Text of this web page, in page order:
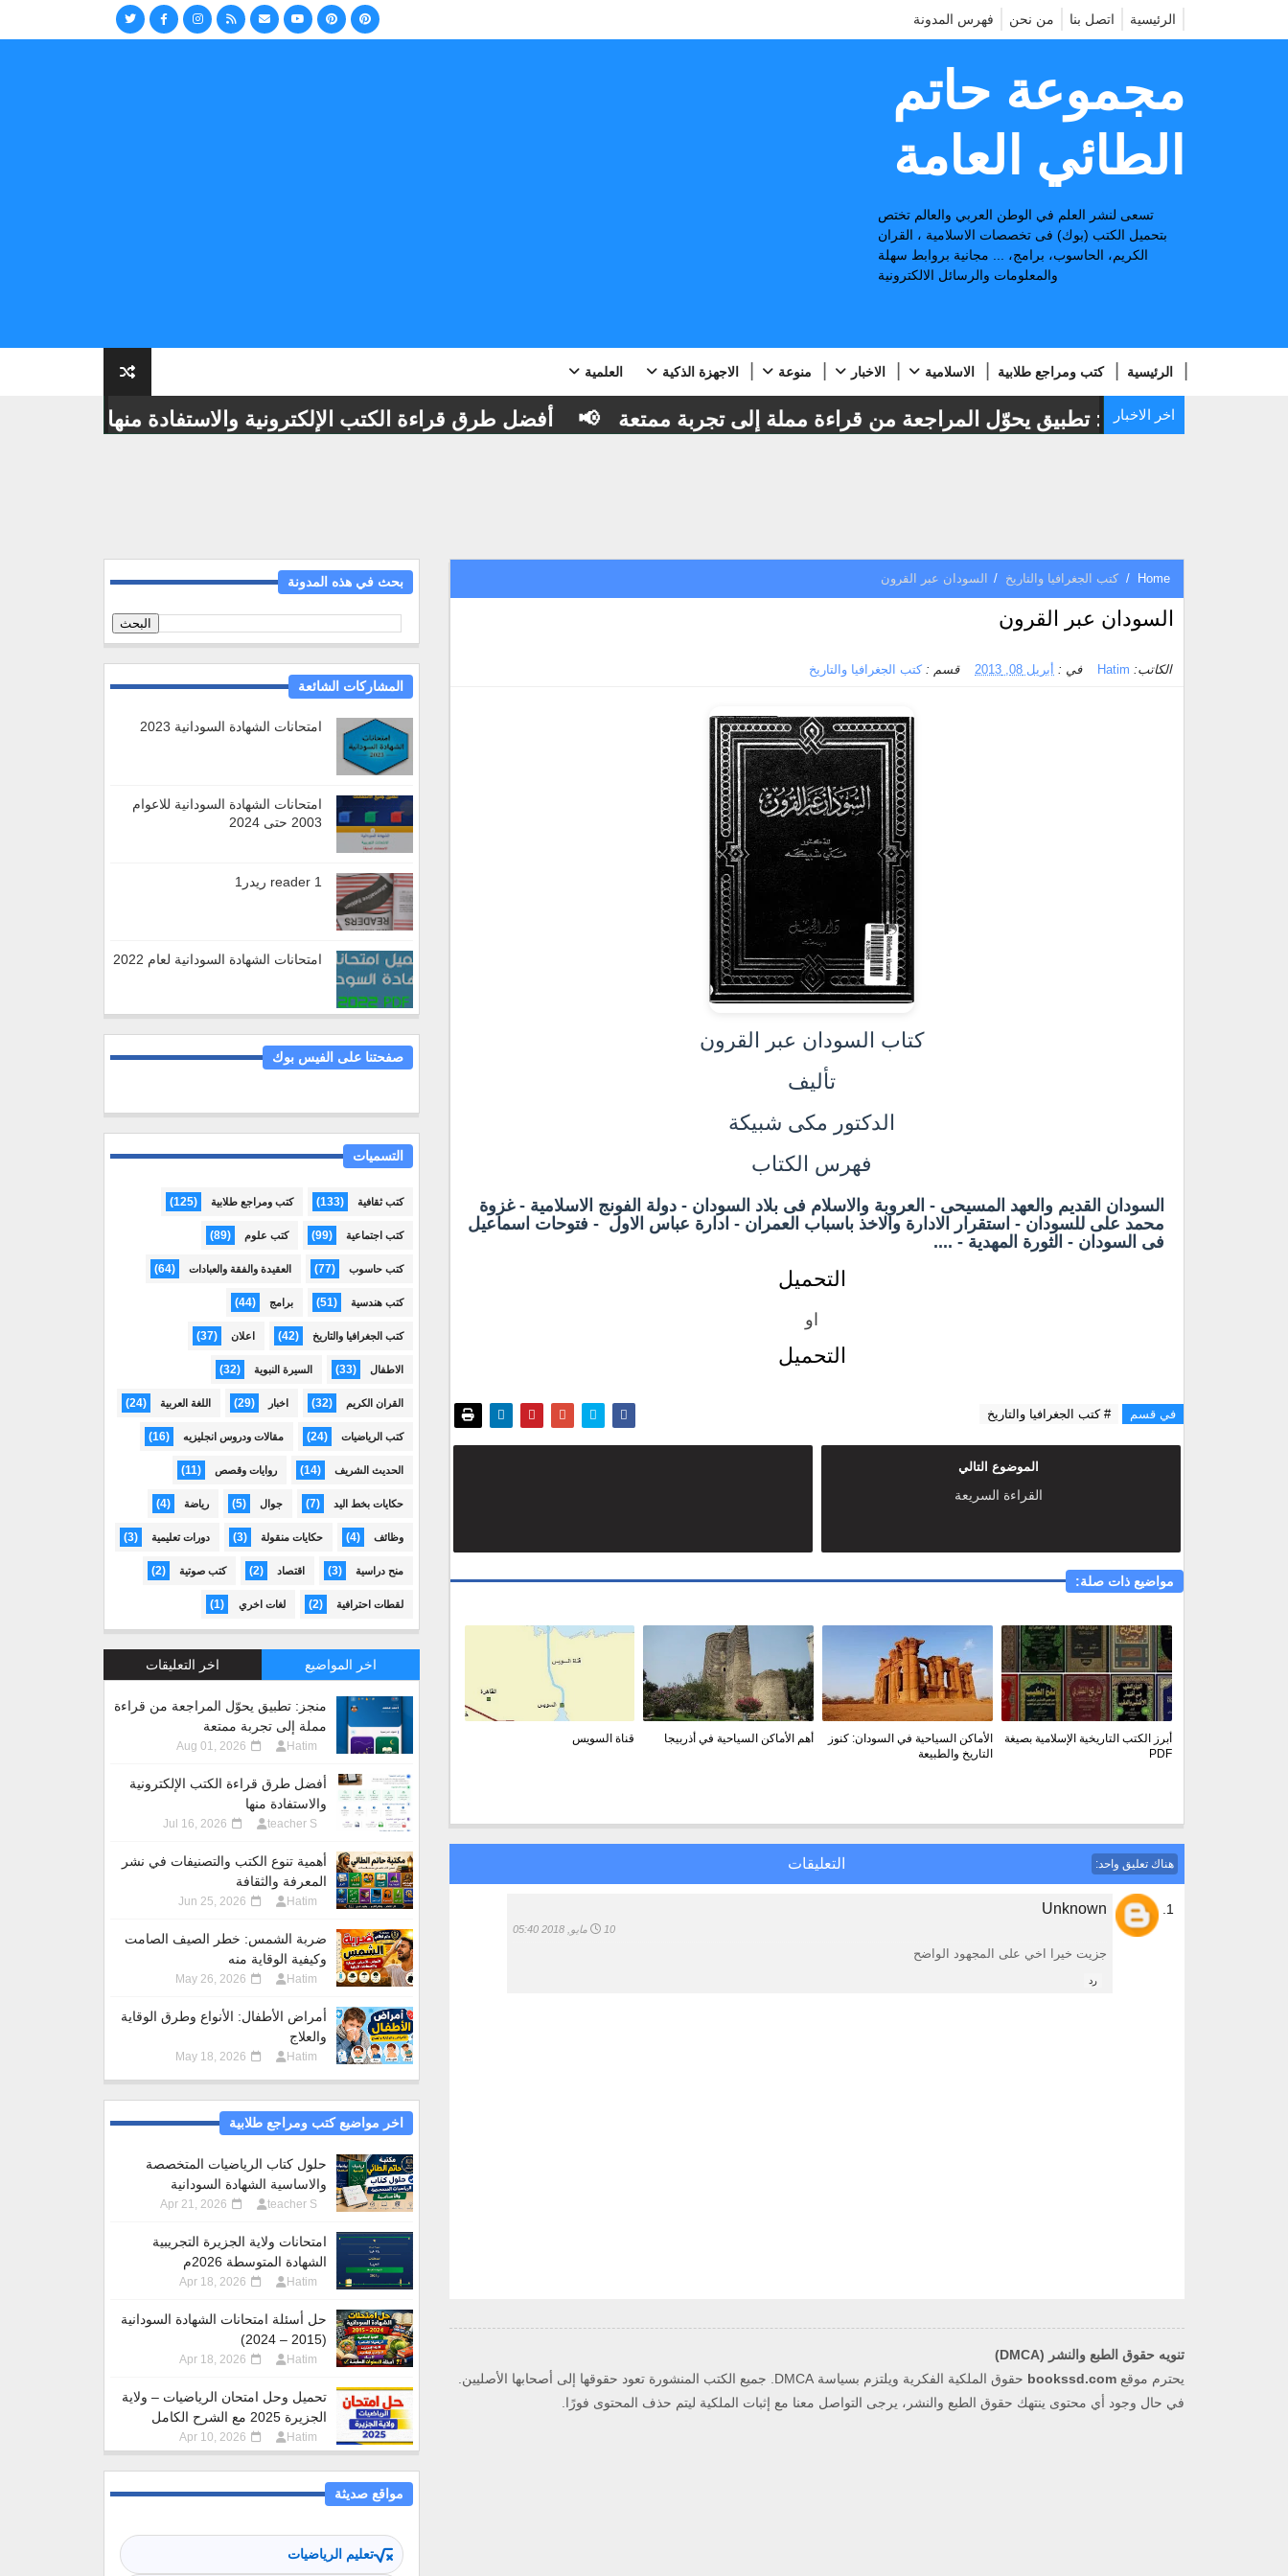
الرئيسية اتصل بنا من نحن فهرس المدونة
مجموعة حاتم
الطائي العامة
تسعى لنشر العلم في الوطن العربي والعالم تختص
بتحميل الكتب (بوك) فى تخصصات الاسلامية ، القران
الكريم، الحاسوب، برامج، ... مجانية بروابط سهلة
والمعلومات والرسائل الالكترونية
الرئيسية كتب ومراجع طلابية الاسلامية الاخبار منوعة الاجهزة الذكية العلمية
اخر الاخبار
منجز: تطبيق يحوّل المراجعة من قراءة مملة إلى تجربة ممتعة 📢 أفضل طرق قراءة الكتب الإلكترونية والاستفادة منها 📢
Home
/ كتب الجغرافيا والتاريخ / السودان عبر القرون
السودان عبر القرون
الكاتب: Hatim في : أبريل 08, 2013 قسم : كتب الجغرافيا والتاريخ
كتاب السودان عبر القرون
تأليف
الدكتور مكى شبيكة
فهرس الكتاب
السودان القديم والعهد المسيحى - العروبة والاسلام فى بلاد السودان - دولة الفونج الاسلامية - غزوة
محمد على للسودان - استقرار الادارة والاخذ باسباب العمران - ادارة عباس الاول - فتوحات اسماعيل
فى السودان - الثورة المهدية - ....
التحميل
او
التحميل
في قسم # كتب الجغرافيا والتاريخ
الموضوع التالي
القراءة السريعة
مواضيع ذات صلة:
أبرز الكتب التاريخية الإسلامية بصيغة
PDF
الأماكن السياحية في السودان: كنوز
التاريخ والطبيعة
أهم الأماكن السياحية في أذربيجا قناة السويس
التعليقات هناك تعليق واحد:
Unknown
10 مايو, 2018 05:40
جزيت خيرا اخي على المجهود الواضح
رد
تنويه حقوق الطبع والنشر (DMCA)
يحترم موقع bookssd.com
حقوق الملكية الفكرية ويلتزم بسياسة DMCA. جميع الكتب المنشورة تعود حقوقها إلى أصحابها الأصليين.
في حال وجود أي محتوى ينتهك حقوق الطبع والنشر، يرجى التواصل معنا مع إثبات الملكية ليتم حذف المحتوى فورًا.
بحث في هذه المدونة
المشاركات الشائعة
امتحانات الشهادة السودانية 2023
امتحانات الشهادة السودانية للاعوام
2003 حتى 2024
reader 1 ريدر1
امتحانات الشهادة السودانية لعام 2022
صفحتنا على الفيس بوك
التسميات
كتب ثقافية (133) كتب ومراجع طلابية (125)
كتب اجتماعية (99) كتب علوم (89)
كتب حاسوب (77) العقيدة والفقة والعبادات (64)
كتب هندسية (51) برامج (44)
كتب الجغرافيا والتاريخ (42) اعلان (37)
الاطفال (33) السيرة النبوية (32)
القران الكريم (32) اخبار (29) اللغة العربية (24)
كتب الرياضيات (24) مقالات ودروس انجليزيه (16)
الحديث الشريف (14) روايات وقصص (11)
حكايات بخط اليد (7) جوال (5) رياضة (4)
وظائف (4) حكايات منقولة (3) دورات تعليمية (3)
منح دراسية (3) اقتصاد (2) كتب صوتية (2)
لقطات احترافية (2) لغات اخري (1)
اخر المواضيع اخر التعليقات
منجز: تطبيق يحوّل المراجعة من قراءة
مملة إلى تجربة ممتعة
Hatim
Aug 01, 2026
أفضل طرق قراءة الكتب الإلكترونية
والاستفادة منها
teacher S
Jul 16, 2026
أهمية تنوع الكتب والتصنيفات في نشر
المعرفة والثقافة
Hatim
Jun 25, 2026
ضربة الشمس: خطر الصيف الصامت
وكيفية الوقاية منه
Hatim
May 26, 2026
أمراض الأطفال: الأنواع وطرق الوقاية
والعلاج
Hatim
May 18, 2026
اخر مواضيع كتب ومراجع طلابية
حلول كتاب الرياضيات المتخصصة
والاساسية الشهادة السودانية
teacher S
Apr 21, 2026
امتحانات ولاية الجزيرة التجريبية
الشهادة المتوسطة 2026م
Hatim
Apr 18, 2026
حل أسئلة امتحانات الشهادة السودانية
(2015 – 2024)
Hatim
Apr 18, 2026
تحميل وحل امتحان الرياضيات – ولاية
الجزيرة 2025 مع الشرح الكامل
Hatim
Apr 10, 2026
مواقع صديثة
تعليم الرياضيات